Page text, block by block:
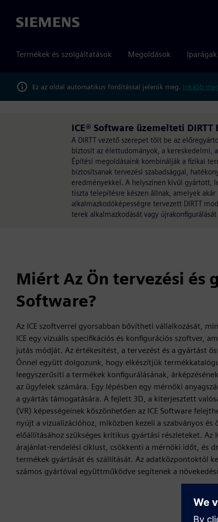
Siemens
Termékek és szolgáltatások Megoldások Iparágak
Ez az oldal automatikus fordítással jelenik meg. Inkább
ICE® Software üzemelteti
A DIRTT vezető szerepet tölt be az
biztosít az élettudományok, a kereskedelmi,
Építési megoldásaink kombinálják a fizikai
biztosítsanak tervezési szabadsággal,
eredményekkel. A helyszínen kívül gyártott,
tiszta telepítésre készen állnak, amelyek
alkalmazkodóképességre tervezett DIRTT
terek alkalmazkodását vagy
Miért Az Ön tervezési és
Software?
Az ICE szoftverrel gyorsabban bővítheti vállalkozását,
ICE egy vizuális specifikációs és konfigurációs szoftver,
jutás módját. Az értékesítést, a tervezést és a gyártást
Önnel együtt dolgozunk, hogy elkészítjük
leegyszerűsíti a termékek konfigurálásának,
az ügyfelek számára. Egy lépésben egy mérnöki
a gyártás támogatására. A fejlett 3D, a kiterjesztett
(VR) képességeinek köszönhetően az ICE Software
nyújt a vizualizációhoz, miközben kezeli a szabványos és
előállításához szükséges kritikus gyártási részleteket. Az
árajánlat-rendelési ciklust, csökkenti a mérnöki időt, és
termékek gyártását és szállítását. Az adatközpontoktól
számos gyártóval együttműködve segítenek a